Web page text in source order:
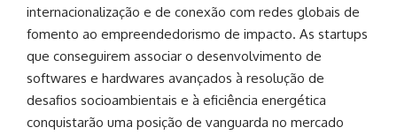
internacionalização e de conexão com redes globais de
fomento ao empreendedorismo de impacto. As startups
que conseguirem associar o desenvolvimento de
softwares e hardwares avançados à resolução de
desafios socioambientais e à eficiência energética
conquistarão uma posição de vanguarda no mercado